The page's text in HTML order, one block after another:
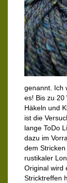
genannt. Ich
es! Bis zu 20
Häkeln und
ist die
lange ToDo
dazu im
dem
rustikaler
Original wird
Stricktreffen